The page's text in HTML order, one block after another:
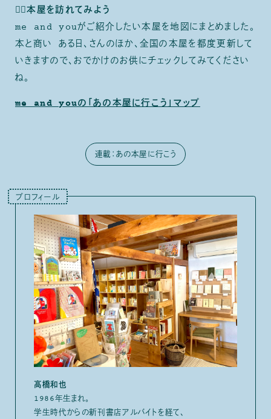
🚶‍♀️本屋を訪れてみよう
me and youがご紹介したい本屋を地図にまとめました。
本と商い ある日、さんのほか、全国の本屋を都度更新して
いきますので、おでかけのお供にチェックしてみてください
ね。
me and youの「あの本屋に行こう」マップ
連載：あの本屋に行こう
高橋和也
1986年生まれ。
学生時代からの新刊書店アルバイトを経て、
プロフィール